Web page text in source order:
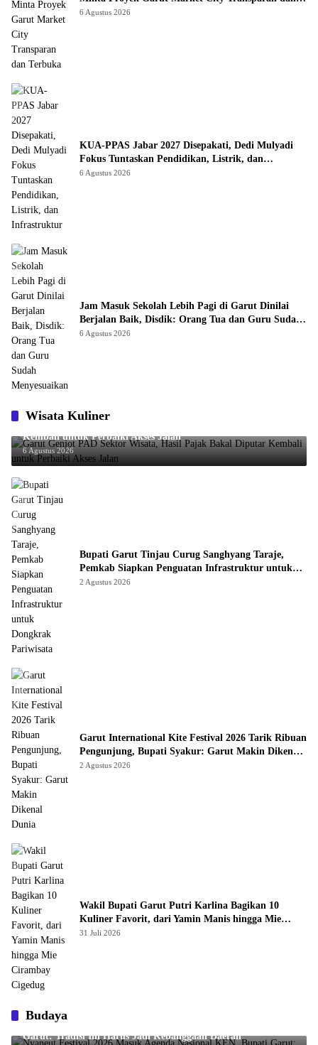
Terbuka
6 Agustus 2026
KUA-PPAS Jabar 2027 Disepakati, Dedi Mulyadi
Fokus Tuntaskan Pendidikan, Listrik, dan
Infrastruktur
6 Agustus 2026
Jam Masuk Sekolah Lebih Pagi di Garut Dinilai
Berjalan Baik, Disdik: Orang Tua dan Guru Sudah
Menyesuaikan
6 Agustus 2026
Wisata Kuliner
Garut Genjot PAD Sektor Wisata, Hasil Pajak Bakal Diputar
Kembali untuk Perbaiki Akses Jalan
6 Agustus 2026
Bupati Garut Tinjau Curug Sanghyang Taraje,
Pemkab Siapkan Penguatan Infrastruktur untuk
Dongkrak Pariwisata
2 Agustus 2026
Garut International Kite Festival 2026 Tarik Ribuan
Pengunjung, Bupati Syakur: Garut Makin Dikenal
Dunia
2 Agustus 2026
Wakil Bupati Garut Putri Karlina Bagikan 10
Kuliner Favorit, dari Yamin Manis hingga Mie
Cirambay Cigedug
31 Juli 2026
Budaya
Nyaneut Festival 2026 Masuk Agenda Nasional KEN, Bupati
Garut: Tradisi Ini Harus Jadi Kebanggaan Daerah